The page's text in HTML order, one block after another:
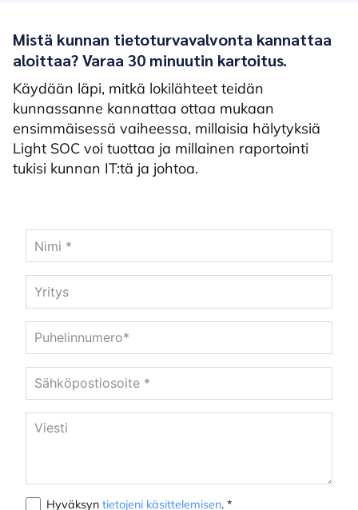
Mistä kunnan tietoturvavalvonta kannattaa
aloittaa? Varaa 30 minuutin kartoitus.
Käydään läpi, mitkä lokilähteet teidän
kunnassanne kannattaa ottaa mukaan
ensimmäisessä vaiheessa, millaisia hälytyksiä
Light SOC voi tuottaa ja millainen raportointi
tukisi kunnan IT:tä ja johtoa.
Hyväksyn tietojeni käsittelemisen. *